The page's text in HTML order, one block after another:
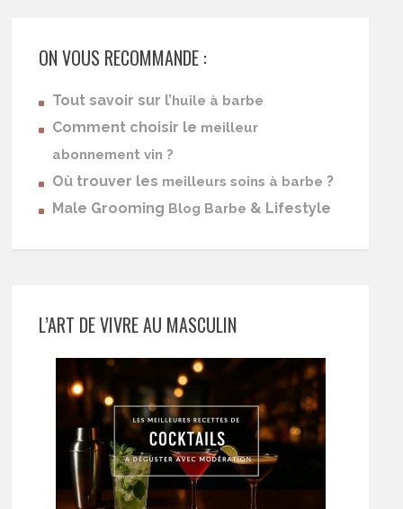
ON VOUS RECOMMANDE :
Tout savoir sur l’huile à barbe
Comment choisir le meilleur
abonnement vin ?
Où trouver les meilleurs soins à barbe ?
Male Grooming Blog Barbe & Lifestyle
L’ART DE VIVRE AU MASCULIN